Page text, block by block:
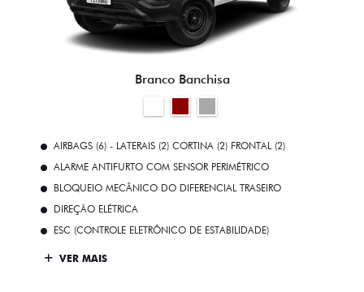
Branco Banchisa
AIRBAGS (6) - LATERAIS (2) CORTINA (2) FRONTAL (2)
ALARME ANTIFURTO COM SENSOR PERIMÉTRICO
BLOQUEIO MECÂNICO DO DIFERENCIAL TRASEIRO
DIREÇÃO ELÉTRICA
ESC (CONTROLE ELETRÔNICO DE ESTABILIDADE)
VER MAIS